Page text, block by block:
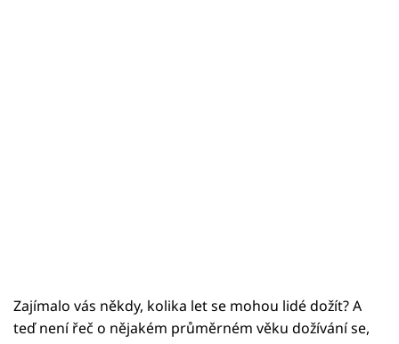
Zajímalo vás někdy, kolika let se mohou lidé dožít? A
teď není řeč o nějakém průměrném věku dožívání se,